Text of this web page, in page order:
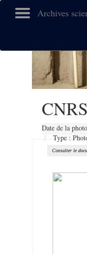
Archives
Date de la
Type :
Consulter le